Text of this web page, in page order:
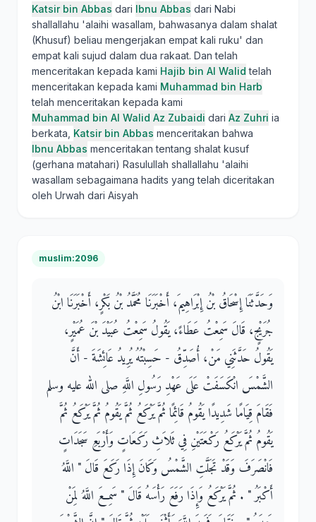
Katsir bin Abbas dari Ibnu Abbas dari Nabi
shallallahu 'alaihi wasallam, bahwasanya dalam shalat
(Khusuf) beliau mengerjakan empat kali ruku' dan
empat kali sujud dalam dua rakaat. Dan telah
menceritakan kepada kami Hajib bin Al Walid telah
menceritakan kepada kami Muhammad bin Harb
telah menceritakan kepada kami
Muhammad bin Al Walid Az Zubaidi dari Az Zuhri ia
berkata, Katsir bin Abbas menceritakan bahwa
Ibnu Abbas menceritakan tentang shalat kusuf
(gerhana matahari) Rasulullah shallallahu 'alaihi
wasallam sebagaimana hadits yang telah diceritakan
oleh Urwah dari Aisyah
muslim:2096
وَحَدَّثَنَا إِسْحَاقُ بْنُ إِبْرَاهِيمَ، أَخْبَرَنَا مُحَمَّدُ بْنُ بَكْرٍ، أَخْبَرَنَا ابْنُ
جُرَيْجٍ، قَالَ سَمِعْتُ عَطَاءً، يَقُولُ سَمِعْتُ عُبَيْدَ بْنَ عُمَيْرٍ،
يَقُولُ حَدَّثَنِي مَنْ، أُصَدِّقُ - حَسِبْتُهُ يُرِيدُ عَائِشَةَ - أَنَّ
الشَّمْسَ انْكَسَفَتْ عَلَى عَهْدِ رَسُولِ اللَّهِ صلى الله عليه وسلم
فَقَامَ قِيَامًا شَدِيدًا يَقُومُ قَائِمًا ثُمَّ يَرْكَعُ ثُمَّ يَقُومُ ثُمَّ يَرْكَعُ ثُمَّ
يَقُومُ ثُمَّ يَرْكَعُ رَكْعَتَيْنِ فِي ثَلاَثِ رَكَعَاتٍ وَأَرْبَعِ سَجَدَاتٍ
فَانْصَرَفَ وَقَدْ تَجَلَّتِ الشَّمْسُ وَكَانَ إِذَا رَكَعَ قَالَ ‏"‏ اللَّهُ
أَكْبَرُ ‏"‏ ‏.‏ ثُمَّ يَرْكَعُ وَإِذَا رَفَعَ رَأْسَهُ قَالَ ‏"‏ سَمِعَ اللَّهُ لِمَنْ